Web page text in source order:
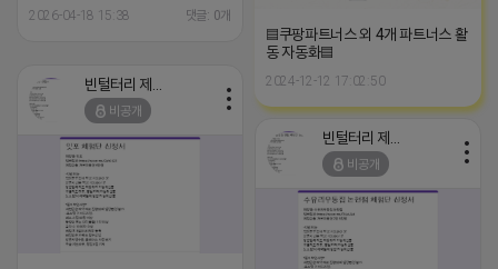
일 이내 ※체험신청※
https://forms.gle/Z4vK7vfYrFPkVDa99
과비용은 본인부담입니다.
2026-04-18 15:38 댓글: 0개
▤쿠팡파트너스 외 4개 파트너스 활
동 자동화▤
2024-12-12 17:02:50
비공개
비공개